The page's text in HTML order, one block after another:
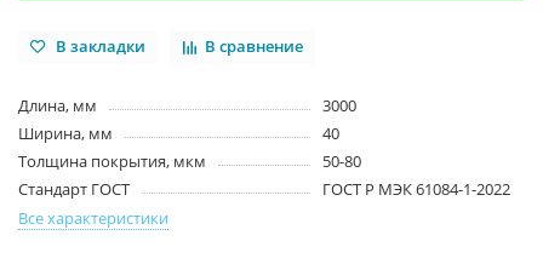
В закладки В сравнение
Длина, мм
3000
Ширина, мм
40
Толщина покрытия, мкм
50-80
Стандарт ГОСТ
ГОСТ Р МЭК 61084-1-2022
Все характеристики